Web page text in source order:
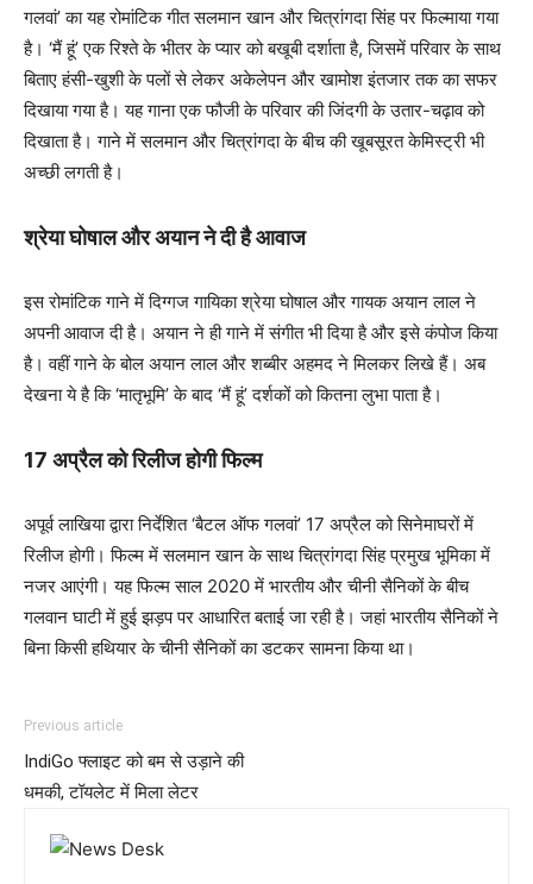
गलवां’ का यह रोमांटिक गीत सलमान खान और चित्रांगदा सिंह पर फिल्माया गया
है। ‘मैं हूं’ एक रिश्ते के भीतर के प्यार को बखूबी दर्शाता है, जिसमें परिवार के साथ
बिताए हंसी-खुशी के पलों से लेकर अकेलेपन और खामोश इंतजार तक का सफर
दिखाया गया है। यह गाना एक फौजी के परिवार की जिंदगी के उतार-चढ़ाव को
दिखाता है। गाने में सलमान और चित्रांगदा के बीच की खूबसूरत केमिस्ट्री भी
अच्छी लगती है।
श्रेया घोषाल और अयान ने दी है आवाज
इस रोमांटिक गाने में दिग्गज गायिका श्रेया घोषाल और गायक अयान लाल ने
अपनी आवाज दी है। अयान ने ही गाने में संगीत भी दिया है और इसे कंपोज किया
है। वहीं गाने के बोल अयान लाल और शब्बीर अहमद ने मिलकर लिखे हैं। अब
देखना ये है कि ‘मातृभूमि’ के बाद ‘मैं हूं’ दर्शकों को कितना लुभा पाता है।
17 अप्रैल को रिलीज होगी फिल्म
अपूर्व लाखिया द्वारा निर्देशित ‘बैटल ऑफ गलवां’ 17 अप्रैल को सिनेमाघरों में
रिलीज होगी। फिल्म में सलमान खान के साथ चित्रांगदा सिंह प्रमुख भूमिका में
नजर आएंगी। यह फिल्म साल 2020 में भारतीय और चीनी सैनिकों के बीच
गलवान घाटी में हुई झड़प पर आधारित बताई जा रही है। जहां भारतीय सैनिकों ने
बिना किसी हथियार के चीनी सैनिकों का डटकर सामना किया था।
Previous article
IndiGo फ्लाइट को बम से उड़ाने की
धमकी, टॉयलेट में मिला लेटर